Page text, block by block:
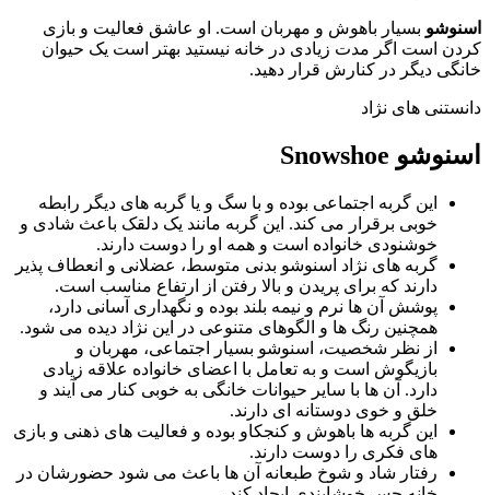
اسنوشو بسیار باهوش و مهربان است. او عاشق فعالیت و بازی
کردن است اگر مدت زیادی در خانه نیستید بهتر است یک حیوان
خانگی دیگر در کنارش قرار دهید.
دانستنی های نژاد
اسنوشو Snowshoe
این گربه اجتماعی بوده و با سگ و یا گربه های دیگر رابطه
خوبی برقرار می کند. این گربه مانند یک دلقک باعث شادی و
خوشنودی خانواده است و همه او را دوست دارند.
گربه‌ های نژاد اسنوشو بدنی متوسط، عضلانی و انعطاف‌ پذیر
دارند که برای پریدن و بالا رفتن از ارتفاع مناسب است.
پوشش آن‌ ها نرم و نیمه‌ بلند بوده و نگهداری آسانی دارد،
همچنین رنگ‌ ها و الگوهای متنوعی در این نژاد دیده می‌ شود.
از نظر شخصیت، اسنوشو بسیار اجتماعی، مهربان و
بازیگوش است و به تعامل با اعضای خانواده علاقه زیادی
دارد. آن‌ ها با سایر حیوانات خانگی به‌ خوبی کنار می‌ آیند و
خلق‌ و خوی دوستانه‌ ای دارند.
این گربه‌ ها باهوش و کنجکاو بوده و فعالیت‌ های ذهنی و بازی‌
های فکری را دوست دارند.
رفتار شاد و شوخ‌ طبعانه آن‌ ها باعث می‌ شود حضورشان در